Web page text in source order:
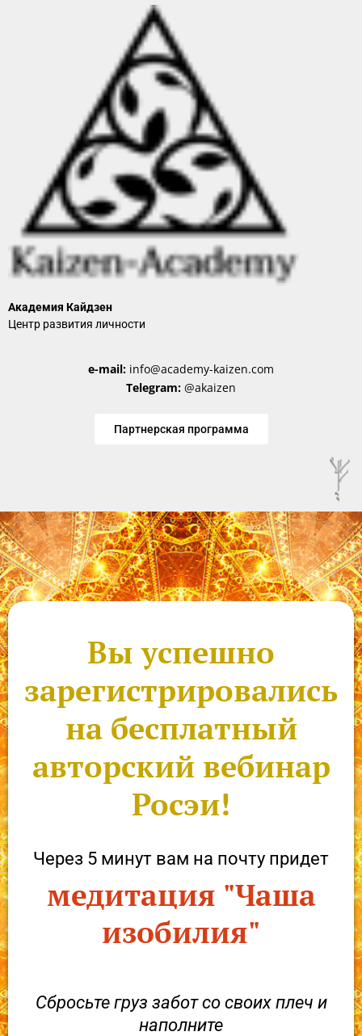
Академия Кайдзен
Центр развития личности
e-mail: info@academy-kaizen.com
Telegram: @akaizen
Партнерская программа
Вы успешно
зарегистрировались
на бесплатный
авторский вебинар
Росэи!
Через 5 минут вам на почту придет
медитация "Чаша
изобилия"
Сбросьте груз забот со своих плеч и
наполните